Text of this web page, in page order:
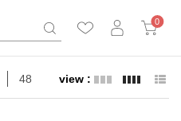
0
48